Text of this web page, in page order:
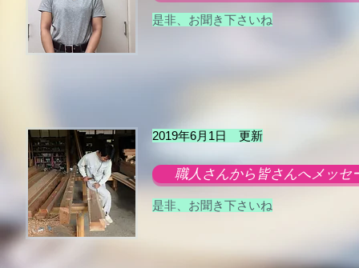
是非、お聞き下さいね
2019年6月1日 更新
是非、お聞き下さいね
職人さん​から皆さんへメッセ